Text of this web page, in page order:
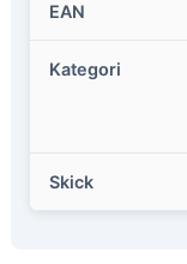
EAN
Kategori
Skick